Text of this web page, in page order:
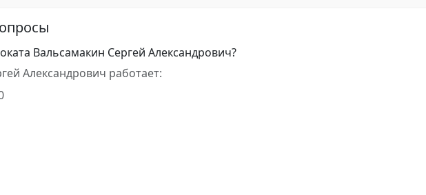
Вальсамакин Сергей Александрович?
Александрович работает: